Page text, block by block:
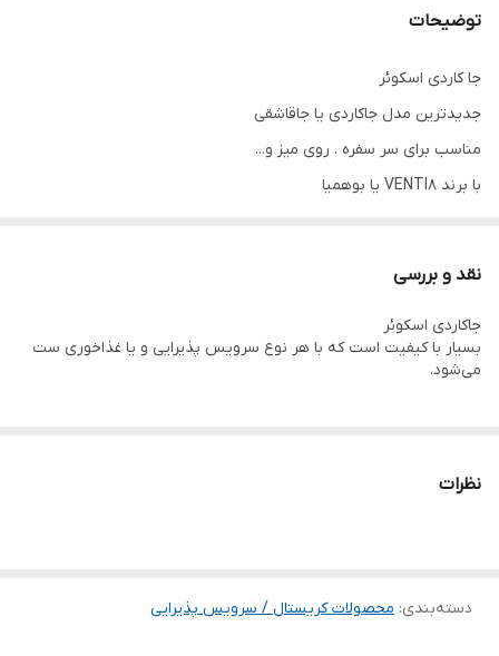
توضیحات
جا کاردی اسکوئر
جدیدترین مدل جاکاردی یا جاقاشقی
مناسب برای سر سفره . روی میز و...
با برند VENTI8 یا بوهمیا
نقد و بررسی
جاکاردی اسکوئر
بسیار با کیفیت است که با هر نوع سرویس پذیرایی و یا غذاخوری ست
می‌شود.
نظرات
دسته‌بندی: محصولات کریستال / سرویس پذیرایی